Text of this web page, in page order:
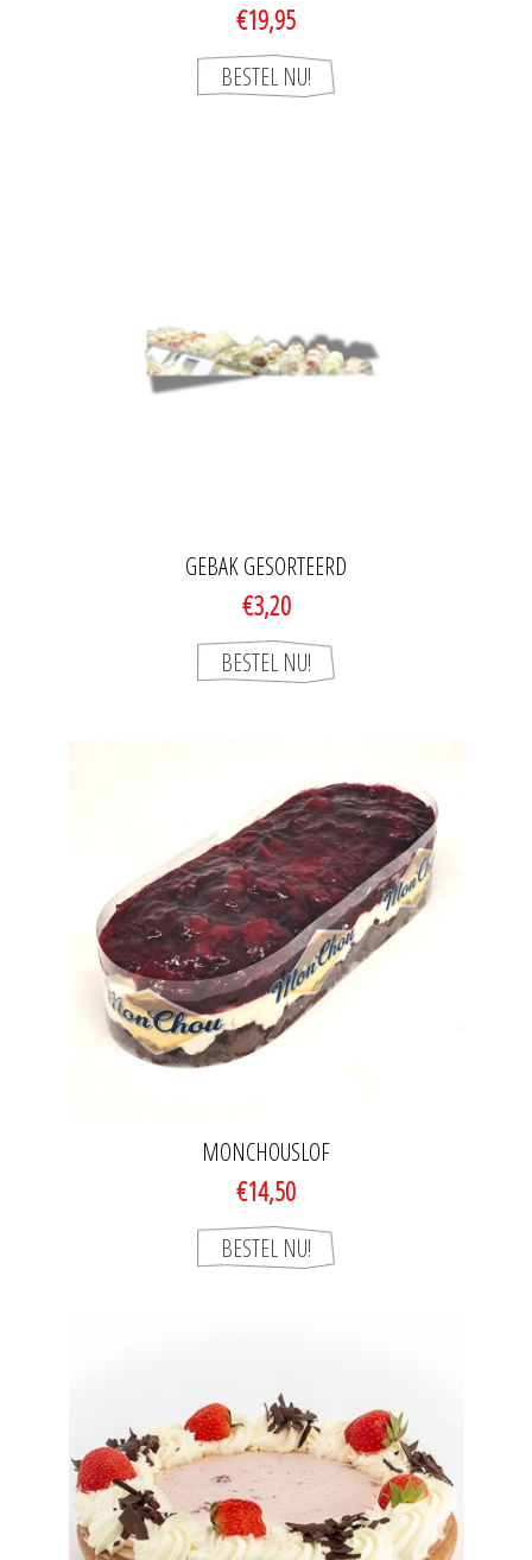
€19,95
GEBAK GESORTEERD
€3,20
MONCHOUSLOF
€14,50